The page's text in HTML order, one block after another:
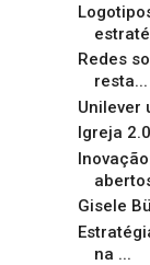
Redes
resta...
Unilever
Igreja
Gisele
na ...